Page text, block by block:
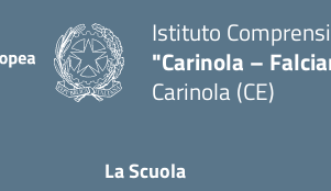
Istituto
"Carinola –
Carinola (CE)
La Scuola